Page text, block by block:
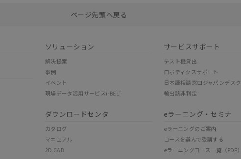
ページ先頭へ戻る
ソリューション
解決提案
事例
イベント
現場データ活用サービスi-BELT
ダウンロードセンタ
カタログ
マニュアル
2D CAD
サービスサポート
テスト機貸出
ロボティクスサポート
日本語相談窓口ジャパンデスク
輸出該非判定
eラーニング・セミナ
eラーニングのご案内
コースを選んで受講する
eラーニングコース一覧（PDF）